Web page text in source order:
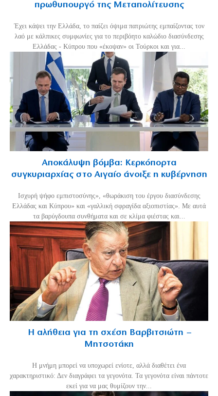
πρωθυπουργό της Μεταπολίτευσης
Έχει κάψει την Ελλάδα, το παίζει όψιμα πατριώτης εμπαίζοντας τον
λαό με κάλπικες συμφωνίες για το περιβόητο καλώδιο διασύνδεσης
Ελλάδας - Κύπρου που «έκοψαν» οι Τούρκοι και για...
Αποκάλυψη βόμβα: Κερκόπορτα
συγκυριαρχίας στο Αιγαίο άνοιξε η κυβέρνηση
Ισχυρή ψήφο εμπιστοσύνης», «θωράκιση του έργου διασύνδεσης
Ελλάδας και Κύπρου» και «γαλλική σφραγίδα αξιοπιστίας». Με αυτά
τα βαρύγδουπα συνθήματα και σε κλίμα φιέστας και...
Η αλήθεια για τη σχέση Βαρβιτσιώτη –
Μητσοτάκη
H μνήμη μπορεί να υποχωρεί ενίοτε, αλλά διαθέτει ένα
χαρακτηριστικό: Δεν διαγράφει τα γεγονότα. Τα γεγονότα είναι πάντοτε
εκεί για να μας θυμίζουν την...